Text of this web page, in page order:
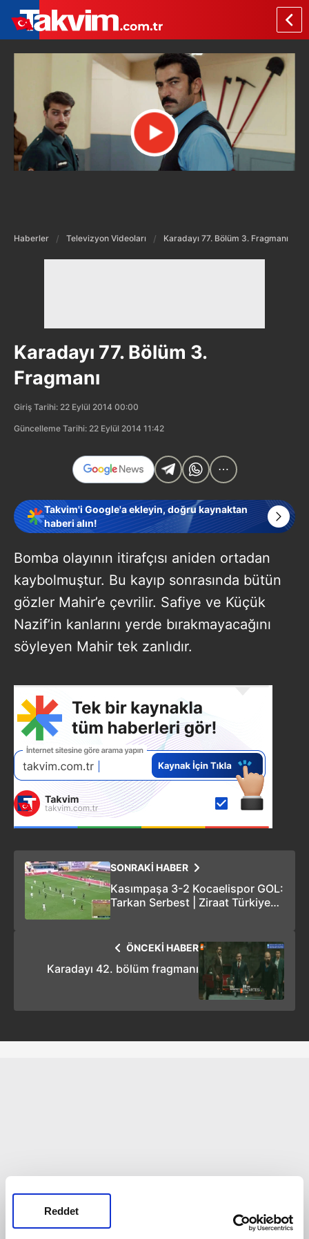
Reddet
Haberler Televizyon Videoları Karadayı 77. Bölüm 3. Fragmanı
Karadayı 77. Bölüm 3.
Fragmanı
Giriş Tarihi: 22 Eylül 2014 00:00
Güncelleme Tarihi: 22 Eylül 2014 11:42
Takvim'i Google'a ekleyin, doğru kaynaktan
haberi alın!
Bomba olayının itirafçısı aniden ortadan
kaybolmuştur. Bu kayıp sonrasında bütün
gözler Mahir’e çevrilir. Safiye ve Küçük
Nazif’in kanlarını yerde bırakmayacağını
söyleyen Mahir tek zanlıdır.
SONRAKİ HABER
Kasımpaşa 3-2 Kocaelispor GOL:
Tarkan Serbest | Ziraat Türkiye
ÖNCEKİ HABER
Karadayı 42. bölüm fragmanı